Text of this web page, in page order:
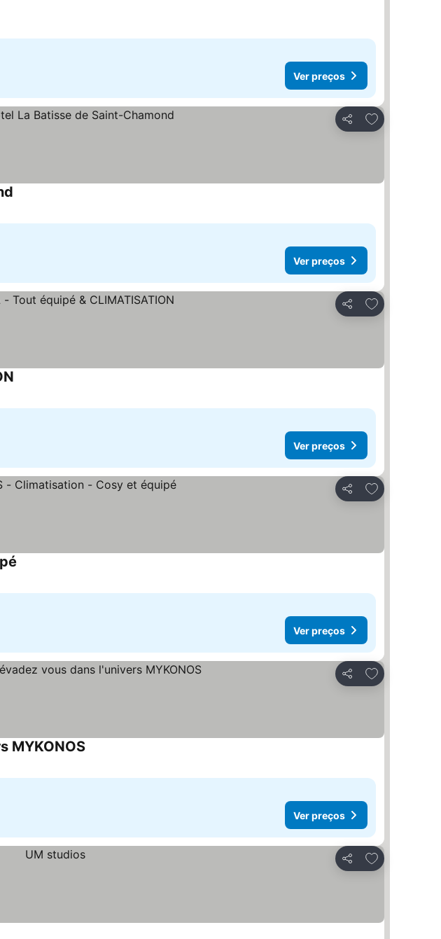
Ver preços
Partilhar
Adicionar aos
Ver preços
Partilhar
Adicionar aos
Ver preços
Partilhar
Adicionar aos
Ver preços
Partilhar
Adicionar aos
MYKONOS
Ver preços
Partilhar
Adicionar aos